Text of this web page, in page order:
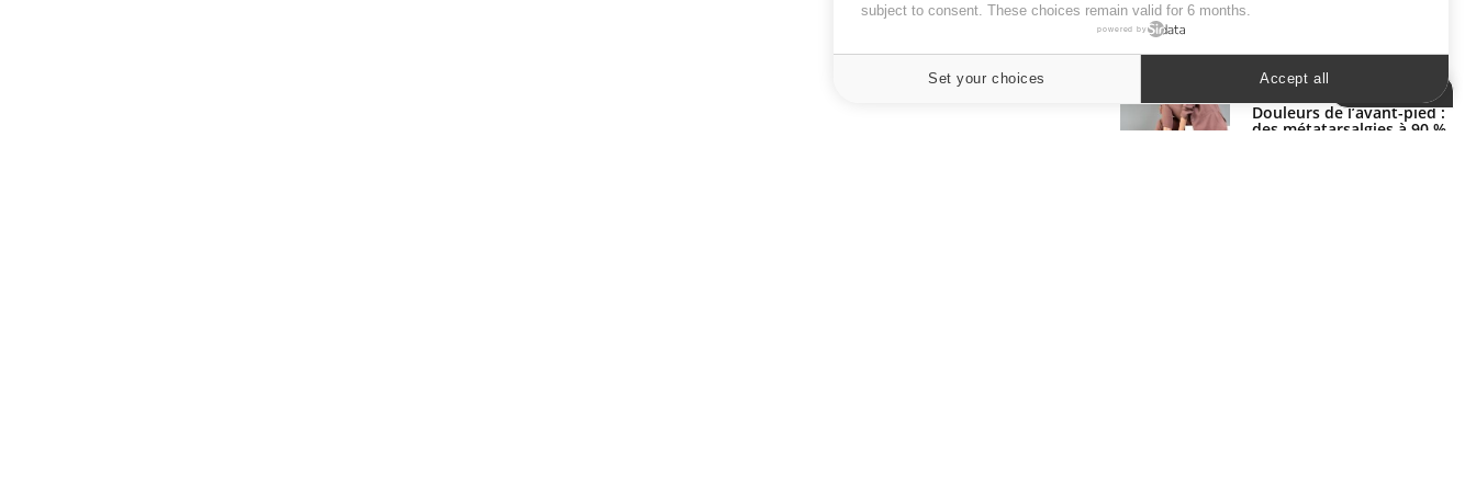
SYMPTÔMES
Douleurs de l’avant-pied :
des métatarsalgies à 90 %
subject to consent. These choices remain valid for 6 months.
powered by
Set your choices Accept all